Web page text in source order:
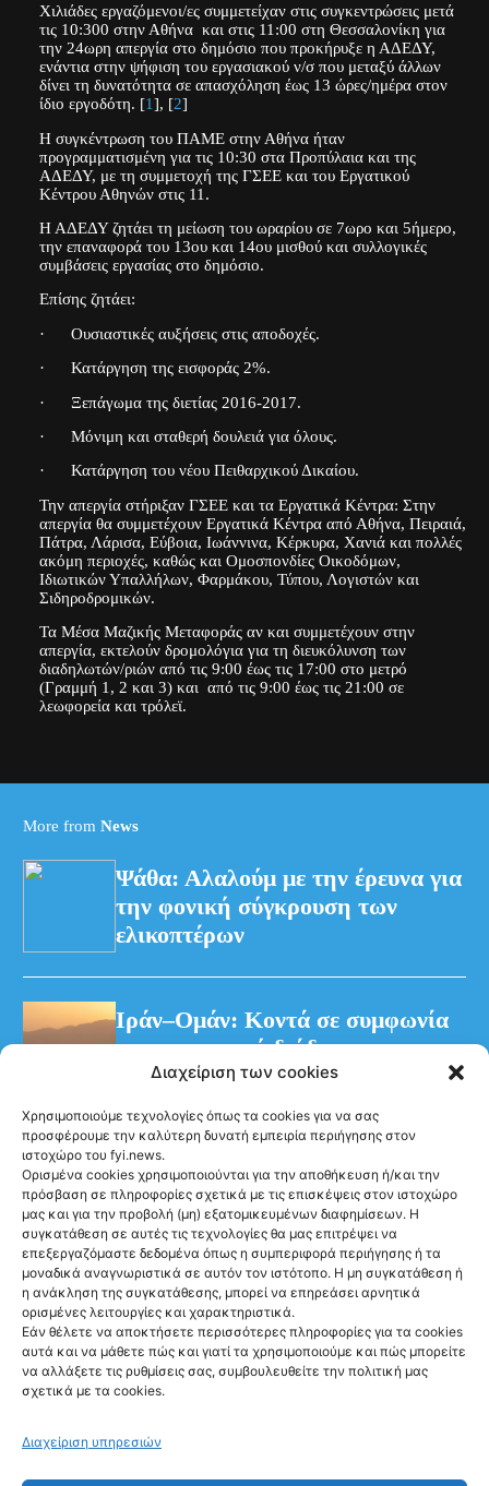
Διαχείριση των cookies
Χρησιμοποιούμε τεχνολογίες όπως τα cookies για να σας
προσφέρουμε την καλύτερη δυνατή εμπειρία περιήγησης στον
ιστοχώρο του fyi.news.
Ορισμένα cookies χρησιμοποιούνται για την αποθήκευση ή/και την
πρόσβαση σε πληροφορίες σχετικά με τις επισκέψεις στον ιστοχώρο
μας και για την προβολή (μη) εξατομικευμένων διαφημίσεων. Η
συγκατάθεση σε αυτές τις τεχνολογίες θα μας επιτρέψει να
επεξεργαζόμαστε δεδομένα όπως η συμπεριφορά περιήγησης ή τα
μοναδικά αναγνωριστικά σε αυτόν τον ιστότοπο. Η μη συγκατάθεση ή
η ανάκληση της συγκατάθεσης, μπορεί να επηρεάσει αρνητικά
ορισμένες λειτουργίες και χαρακτηριστικά.
Εάν θέλετε να αποκτήσετε περισσότερες πληροφορίες για τα cookies
αυτά και να μάθετε πώς και γιατί τα χρησιμοποιούμε και πώς μπορείτε
να αλλάξετε τις ρυθμίσεις σας, συμβουλευθείτε την πολιτική μας
σχετικά με τα cookies.
Διαχείριση υπηρεσιών
Χιλιάδες εργαζόμενοι/ες συμμετείχαν στις συγκεντρώσεις μετά
τις 10:300 στην Αθήνα και στις 11:00 στη Θεσσαλονίκη για
την 24ωρη απεργία στο δημόσιο που προκήρυξε η ΑΔΕΔΥ,
ενάντια στην ψήφιση του εργασιακού ν/σ που μεταξύ άλλων
δίνει τη δυνατότητα σε απασχόληση έως 13 ώρες/ημέρα στον
ίδιο εργοδότη. [1], [2]
Η συγκέντρωση του ΠΑΜΕ στην Αθήνα ήταν
προγραμματισμένη για τις 10:30 στα Προπύλαια και της
ΑΔΕΔΥ, με τη συμμετοχή της ΓΣΕΕ και του Εργατικού
Κέντρου Αθηνών στις 11.
Η ΑΔΕΔΥ ζητάει τη μείωση του ωραρίου σε 7ωρο και 5ήμερο,
την επαναφορά του 13ου και 14ου μισθού και συλλογικές
συμβάσεις εργασίας στο δημόσιο.
Επίσης ζητάει:
· Ουσιαστικές αυξήσεις στις αποδοχές.
· Κατάργηση της εισφοράς 2%.
· Ξεπάγωμα της διετίας 2016-2017.
· Μόνιμη και σταθερή δουλειά για όλους.
· Κατάργηση του νέου Πειθαρχικού Δικαίου.
Την απεργία στήριξαν ΓΣΕΕ και τα Εργατικά Κέντρα: Στην
απεργία θα συμμετέχουν Εργατικά Κέντρα από Αθήνα, Πειραιά,
Πάτρα, Λάρισα, Εύβοια, Ιωάννινα, Κέρκυρα, Χανιά και πολλές
ακόμη περιοχές, καθώς και Ομοσπονδίες Οικοδόμων,
Ιδιωτικών Υπαλλήλων, Φαρμάκου, Τύπου, Λογιστών και
Σιδηροδρομικών.
Τα Μέσα Μαζικής Μεταφοράς αν και συμμετέχουν στην
απεργία, εκτελούν δρομολόγια για τη διευκόλυνση των
διαδηλωτών/ριών από τις 9:00 έως τις 17:00 στο μετρό
(Γραμμή 1, 2 και 3) και από τις 9:00 έως τις 21:00 σε
λεωφορεία και τρόλεϊ.
More from News
Ψάθα: Αλαλούμ με την έρευνα για
την φονική σύγκρουση των
ελικοπτέρων
Ιράν–Ομάν: Κοντά σε συμφωνία
για προσωρινό διάδρομο στα
Στενά του Ορμούζ
Ακολούθησέ μας
Newsletter